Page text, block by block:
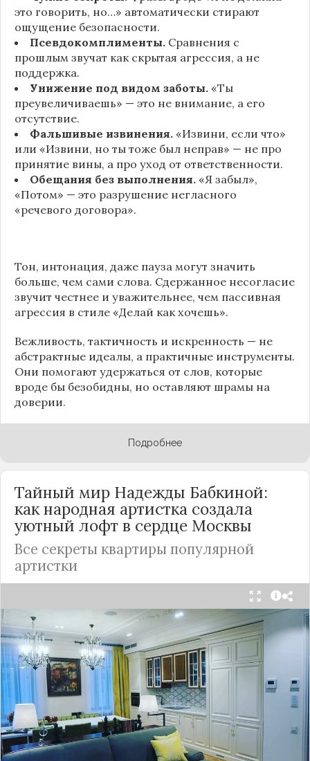
это говорить, но…» автоматически стирают
ощущение безопасности.
Псевдокомплименты. Сравнения с
прошлым звучат как скрытая агрессия, а не
поддержка.
Унижение под видом заботы. «Ты
преувеличиваешь» — это не внимание, а его
отсутствие.
Фальшивые извинения. «Извини, если что»
или «Извини, но ты тоже был неправ» — не про
принятие вины, а про уход от ответственности.
Обещания без выполнения. «Я забыл»,
«Потом» — это разрушение негласного
«речевого договора».
Тон, интонация, даже пауза могут значить
больше, чем сами слова. Сдержанное несогласие
звучит честнее и уважительнее, чем пассивная
агрессия в стиле «Делай как хочешь».
Вежливость, тактичность и искренность — не
абстрактные идеалы, а практичные инструменты.
Они помогают удержаться от слов, которые
вроде бы безобидны, но оставляют шрамы на
доверии.
Подробнее
Тайный мир Надежды Бабкиной:
как народная артистка создала
уютный лофт в сердце Москвы
Все секреты квартиры популярной
артистки
Народная артисткаРоссииНадежда Бабкина,
известная своей любовью к традиционному
стилю и народной эстетике, удивила
поклонников, выбрав для своей новой
московской квартиры современный стиль лофт.
Это решение стало настоящим откровением,
демонстрирующим её умение сочетать классику
и актуальные тенденции. Подробности о
проекте раскрывает канал “DOMEO | РЕМОНТ
КВАРТИР | НЕДВИЖИМОСТЬ” 2.